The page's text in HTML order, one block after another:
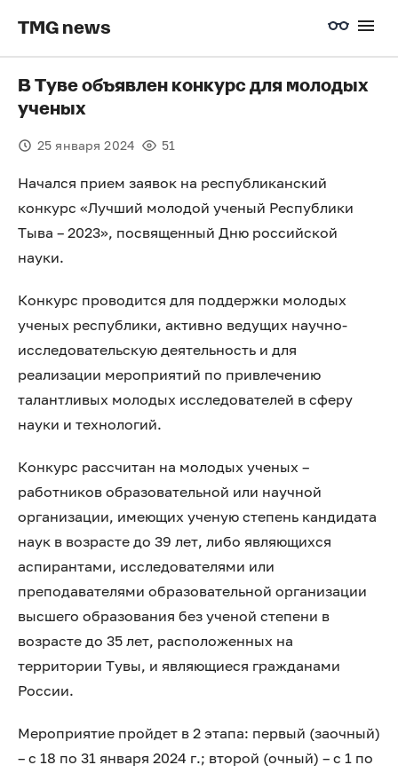
TMG news
В Туве объявлен конкурс для молодых
ученых
25 января 2024 51
Начался прием заявок на республиканский
конкурс «Лучший молодой ученый Республики
Тыва – 2023», посвященный Дню российской
науки.
Конкурс проводится для поддержки молодых
ученых республики, активно ведущих научно-
исследовательскую деятельность и для
реализации мероприятий по привлечению
талантливых молодых исследователей в сферу
науки и технологий.
Конкурс рассчитан на молодых ученых –
работников образовательной или научной
организации, имеющих ученую степень кандидата
наук в возрасте до 39 лет, либо являющихся
аспирантами, исследователями или
преподавателями образовательной организации
высшего образования без ученой степени в
возрасте до 35 лет, расположенных на
территории Тувы, и являющиеся гражданами
России.
Мероприятие пройдет в 2 этапа: первый (заочный)
– с 18 по 31 января 2024 г.; второй (очный) – с 1 по